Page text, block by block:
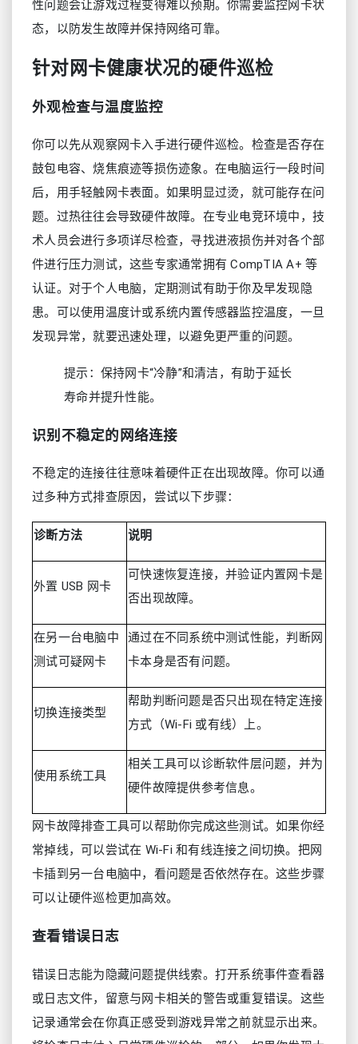
性问题会让游戏过程变得难以预期。你需要监控网卡状
态，以防发生故障并保持网络可靠。
针对网卡健康状况的硬件巡检
外观检查与温度监控
你可以先从观察网卡入手进行硬件巡检。检查是否存在
鼓包电容、烧焦痕迹等损伤迹象。在电脑运行一段时间
后，用手轻触网卡表面。如果明显过烫，就可能存在问
题。过热往往会导致硬件故障。在专业电竞环境中，技
术人员会进行多项详尽检查，寻找进液损伤并对各个部
件进行压力测试，这些专家通常拥有 CompTIA A+ 等
认证。对于个人电脑，定期测试有助于你及早发现隐
患。可以使用温度计或系统内置传感器监控温度，一旦
发现异常，就要迅速处理，以避免更严重的问题。
提示：保持网卡“冷静”和清洁，有助于延长
寿命并提升性能。
识别不稳定的网络连接
不稳定的连接往往意味着硬件正在出现故障。你可以通
过多种方式排查原因，尝试以下步骤：
诊断方法 说明
外置 USB 网卡
可快速恢复连接，并验证内置网卡是
否出现故障。
在另一台电脑中
测试可疑网卡
通过在不同系统中测试性能，判断网
卡本身是否有问题。
切换连接类型
帮助判断问题是否只出现在特定连接
方式（Wi‑Fi 或有线）上。
使用系统工具
相关工具可以诊断软件层问题，并为
硬件故障提供参考信息。
网卡故障排查工具可以帮助你完成这些测试。如果你经
常掉线，可以尝试在 Wi‑Fi 和有线连接之间切换。把网
卡插到另一台电脑中，看问题是否依然存在。这些步骤
可以让硬件巡检更加高效。
查看错误日志
错误日志能为隐藏问题提供线索。打开系统事件查看器
或日志文件，留意与网卡相关的警告或重复错误。这些
记录通常会在你真正感受到游戏异常之前就显示出来。